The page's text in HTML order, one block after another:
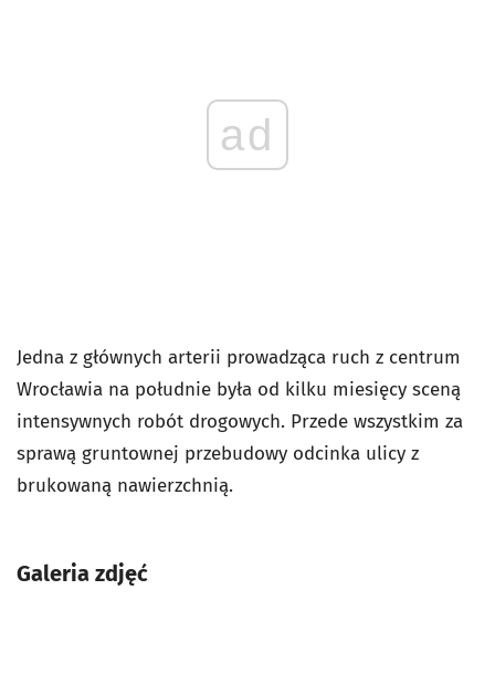
ad
Jedna z głównych arterii prowadząca ruch z centrum
Wrocławia na południe była od kilku miesięcy sceną
intensywnych robót drogowych. Przede wszystkim za
sprawą gruntownej przebudowy odcinka ulicy z
brukowaną nawierzchnią.
Galeria zdjęć